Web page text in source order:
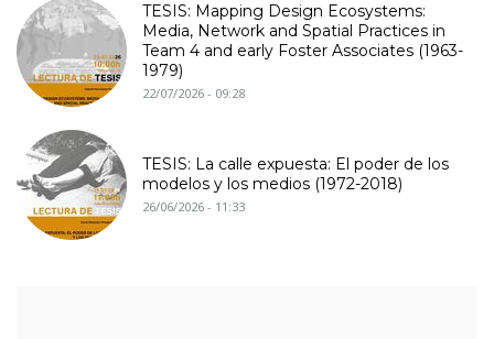
TESIS: Mapping Design Ecosystems:
Media, Network and Spatial Practices in
Team 4 and early Foster Associates (1963-
1979)
22/07/2026 - 09:28
TESIS: La calle expuesta: El poder de los
modelos y los medios (1972-2018)
26/06/2026 - 11:33